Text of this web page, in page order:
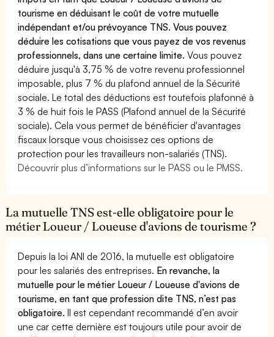
tourisme en déduisant le coût de votre mutuelle
indépendant et/ou prévoyance TNS. Vous pouvez
déduire les cotisations que vous payez de vos revenus
professionnels, dans une certaine limite.Vous pouvez
déduire jusqu'à 3,75 % de votre revenu professionnel
imposable, plus 7 % du plafond annuel de la Sécurité
sociale. Le total des déductions est toutefois plafonné à
3 % de huit fois le PASS (Plafond annuel de la Sécurité
sociale). Cela vous permet de bénéficier d'avantages
fiscaux lorsque vous choisissez ces options de
protection pour les travailleurs non-salariés (TNS).
Découvrir plus d’informations sur le PASS ou le PMSS.
La mutuelle TNS est-elle obligatoire pour le
métier Loueur / Loueuse d'avions de tourisme ?
Depuis la loi ANI de 2016, la mutuelle est obligatoire
pour les salariés des entreprises. En revanche, la
mutuelle pour le métier Loueur / Loueuse d'avions de
tourisme, en tant que profession dite TNS, n’est pas
obligatoire.Il est cependant recommandé d’en avoir
une car cette dernière est toujours utile pour avoir de